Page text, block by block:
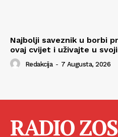
Najbolji saveznik u borbi
ovaj cvijet i uživajte u
Redakcija - 7 Augusta, 2026
RADIO ZOS